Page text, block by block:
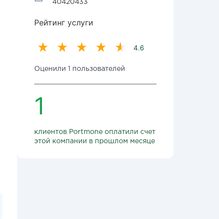
40420433
Рейтинг услуги
4.6
Оценили 1 пользователей
1
клиентов Portmone оплатили счет
этой компании в прошлом месяце